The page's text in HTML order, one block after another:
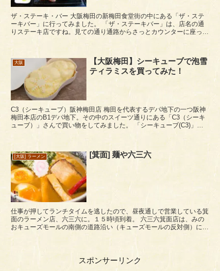
ザ・ステーキ・バー 大阪梅田の新梅田食堂街の中にある「ザ・ステ
ーキバー」に行ってみました。 「ザ・ステーキバー」は、店名の通
りステーキ店ですね。見ての通り通路からさっとカウンターに座って
大阪
【大阪梅田】シーキューブで泡雪
ティラミスを買ってみた！
C3（シーキューブ）阪神梅田店 梅田を代表するデパ地下の一つ阪神
梅田本店のB1デパ地下。その中のスイーツ通りにある「C3（シーキ
ューブ）」さんで買い物をしてみました。 「シーキューブ(C3)」
[大阪] ラーメン [箕面] 麺や六三六
仕事が押してランチタイムを逃したので、昼夜通しで営業している箕
面のラーメン店、六三六に。１５時頃到着。 六三六箕面店は、みの
おキューズモールの南側の道路沿い（キューズモールの反対側）にあ
スポンサーリンク